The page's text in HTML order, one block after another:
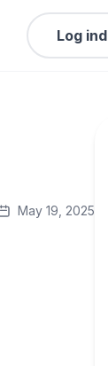
Log ind
May 19, 2025